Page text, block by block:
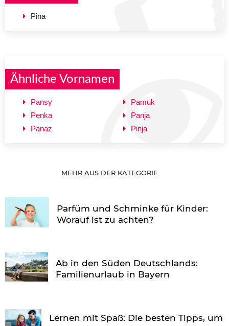
Pina
Ähnliche Vornamen
Pansy
Penka
Panaz
Pamuk
Panja
Pinja
MEHR AUS DER KATEGORIE
Parfüm und Schminke für Kinder:
Worauf ist zu achten?
Ab in den Süden Deutschlands:
Familienurlaub in Bayern
Lernen mit Spaß: Die besten Tipps, um